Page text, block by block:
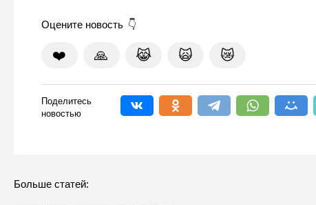
Оцените новость
❤️ 🙏 😹 🙀 😿
Поделитесь
новостью
Больше статей: